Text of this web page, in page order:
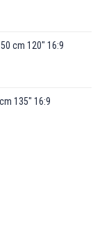
cm 120" 16:9
135" 16:9